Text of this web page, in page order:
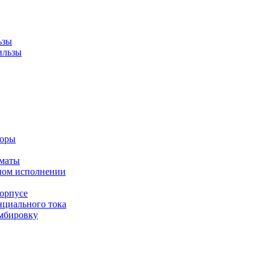
исполнении
тока